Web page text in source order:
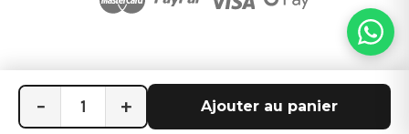
l
− + Ajouter au panier